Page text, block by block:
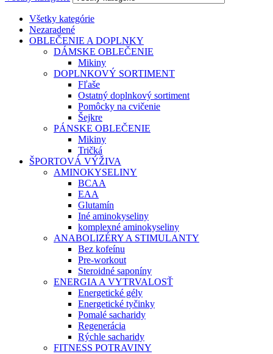
Všetky kategórie
Nezaradené
OBLEČENIE A DOPLNKY
DÁMSKE OBLEČENIE
Mikiny
DOPLNKOVÝ SORTIMENT
Fľaše
Ostatný doplnkový sortiment
Pomôcky na cvičenie
Šejkre
PÁNSKE OBLEČENIE
Mikiny
Tričká
ŠPORTOVÁ VÝŽIVA
AMINOKYSELINY
BCAA
EAA
Glutamín
Iné aminokyseliny
komplexné aminokyseliny
ANABOLIZÉRY A STIMULANTY
Bez kofeínu
Pre-workout
Steroidné saponíny
ENERGIA A VYTRVALOSŤ
Energetické gély
Energetické tyčinky
Pomalé sacharidy
Regenerácia
Rýchle sacharidy
FITNESS POTRAVINY